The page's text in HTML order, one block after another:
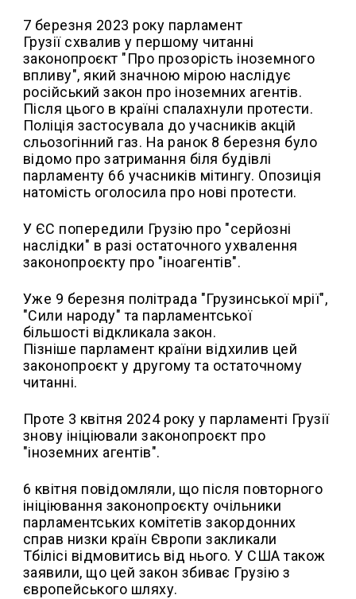
7 березня 2023 року парламент
Грузії схвалив у першому читанні
законопроєкт "Про прозорість іноземного
впливу", який значною мірою наслідує
російський закон про іноземних агентів.
Після цього в країні спалахнули протести.
Поліція застосувала до учасників акцій
сльозогінний газ. На ранок 8 березня було
відомо про затримання біля будівлі
парламенту 66 учасників мітингу. Опозиція
натомість оголосила про нові протести.
У ЄС попередили Грузію про "серйозні
наслідки" в разі остаточного ухвалення
законопроєкту про "іноагентів".
Уже 9 березня політрада "Грузинської мрії",
"Сили народу" та парламентської
більшості відкликала закон.
Пізніше парламент країни відхилив цей
законопроєкт у другому та остаточному
читанні.
Проте 3 квітня 2024 року у парламенті Грузії
знову ініціювали законопроєкт про
"іноземних агентів".
6 квітня повідомляли, що після повторного
ініціювання законопроєкту очільники
парламентських комітетів закордонних
справ низки країн Європи закликали
Тбілісі відмовитись від нього. У США також
заявили, що цей закон збиває Грузію з
європейського шляху.